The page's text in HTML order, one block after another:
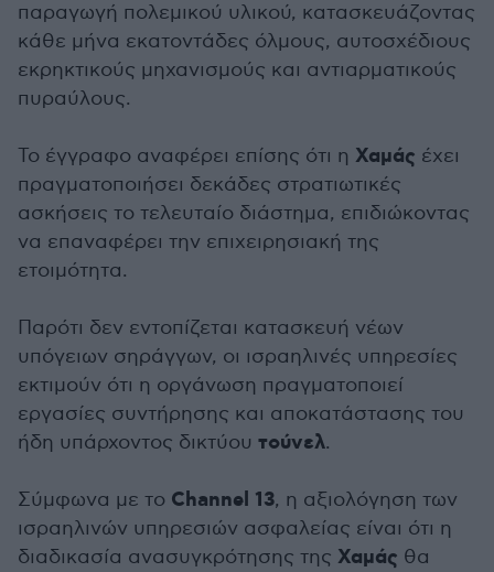
παραγωγή πολεμικού υλικού, κατασκευάζοντας
κάθε μήνα εκατοντάδες όλμους, αυτοσχέδιους
εκρηκτικούς μηχανισμούς και αντιαρματικούς
πυραύλους.
Το έγγραφο αναφέρει επίσης ότι η Χαμάς έχει
πραγματοποιήσει δεκάδες στρατιωτικές
ασκήσεις το τελευταίο διάστημα, επιδιώκοντας
να επαναφέρει την επιχειρησιακή της
ετοιμότητα.
Παρότι δεν εντοπίζεται κατασκευή νέων
υπόγειων σηράγγων, οι ισραηλινές υπηρεσίες
εκτιμούν ότι η οργάνωση πραγματοποιεί
εργασίες συντήρησης και αποκατάστασης του
ήδη υπάρχοντος δικτύου τούνελ.
Σύμφωνα με το Channel 13, η αξιολόγηση των
ισραηλινών υπηρεσιών ασφαλείας είναι ότι η
διαδικασία ανασυγκρότησης της Χαμάς θα